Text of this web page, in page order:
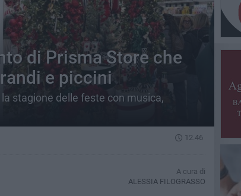
di Prisma Store che
e piccini
stagione delle feste con musica,
12.46
A cura di
ALESSIA FILOGRASSO